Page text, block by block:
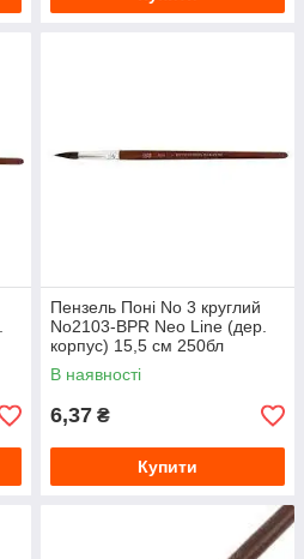
Пензель Поні No 3 круглий
No2103-BPR Neo Line (дер.
корпус) 15,5 см 250бл
В наявності
6,37 ₴
Купити